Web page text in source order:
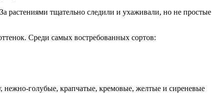
тщательно следили и ухаживали, но не простые
Среди самых востребованных сортов:
нежно-голубые, крапчатые, кремовые, желтые и сиреневые